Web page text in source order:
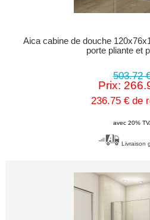
Aica cabine de douche
porte pliante et
503.72
Prix:
236.75 € de
avec
Livraison